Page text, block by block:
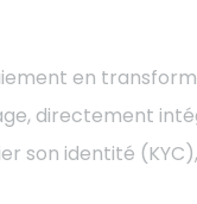
en
directement
son identité